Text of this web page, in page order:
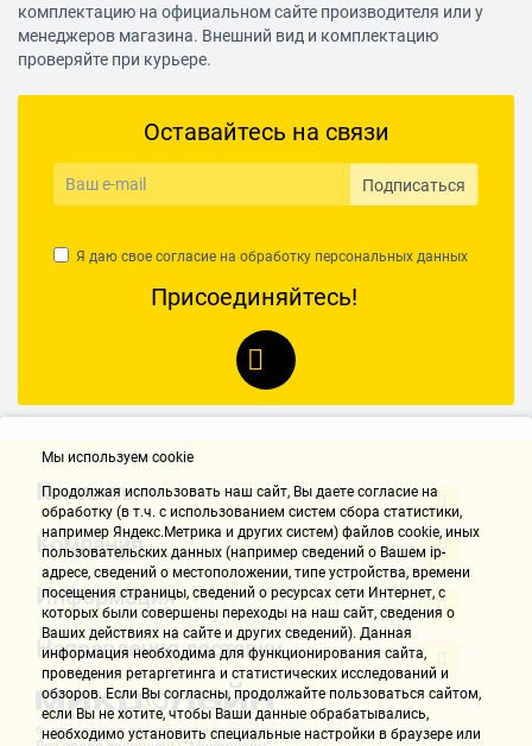
комплектацию на официальном сайте производителя или у
менеджеров магазина. Внешний вид и комплектацию
проверяйте при курьере.
Оставайтесь на связи
Подписаться
Я даю свое согласие на обработку персональных данных
Присоединяйтесь!
Контакты
Компания
Информация
Направления доставки
Мы используем cookie
Продолжая использовать наш cайт, Вы даете согласие на
обработку (в т.ч. с использованием систем сбора статистики,
например Яндекс.Метрика и других систем) файлов cookie, иных
пользовательских данных (например сведений о Вашем ip-
адресе, сведений о местоположении, типе устройства, времени
посещения страницы, сведений о ресурсах сети Интернет, с
которых были совершены переходы на наш сайт, сведения о
Ваших действиях на сайте и других сведений). Данная
информация необходима для функционирования сайта,
проведения ретаргетинга и статистических исследований и
обзоров. Если Вы согласны, продолжайте пользоваться сайтом,
если Вы не хотите, чтобы Ваши данные обрабатывались,
необходимо установить специальные настройки в браузере или